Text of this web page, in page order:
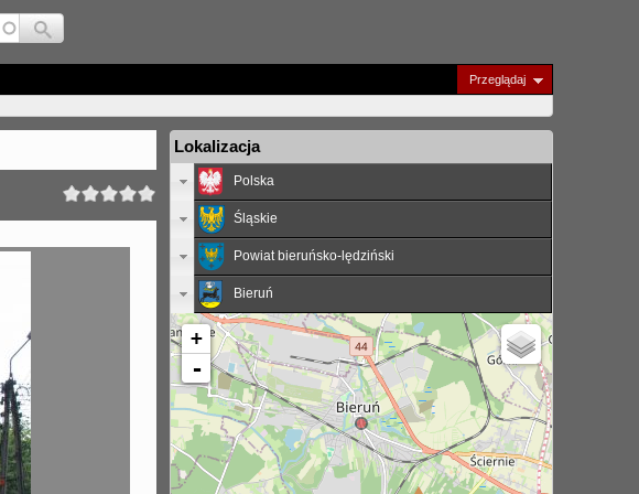
Przeglądaj
Lokalizacja
Polska
Śląskie
Powiat bieruńsko-lędziński
Bieruń
+
-